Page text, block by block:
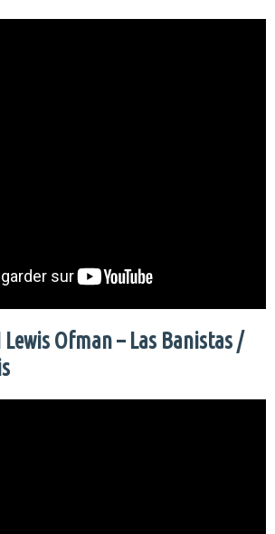
Lewis Ofman – Las Banistas /